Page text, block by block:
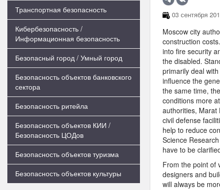
Транспортная безопасность
Кибербезопасность /
Информационная безопасность
Безопасный город / Умный город
Безопасность объектов банковского
сектора
Безопасность ритейла
Безопасность объектов КИИ /
Безопасность ЦОДов
Безопасность объектов туризма
Безопасность объектов культуры
03 сентября
Moscow city
construction
into fire security
the disabled.
primarily deal
influence the
the same time,
conditions more
authorities, Marat
civil defense
help to reduce
Science
have to be
From the point of
designers and
will always be